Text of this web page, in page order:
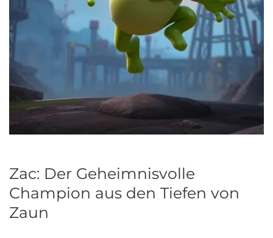
Zac: Der Geheimnisvolle
Champion aus den Tiefen von
Zaun